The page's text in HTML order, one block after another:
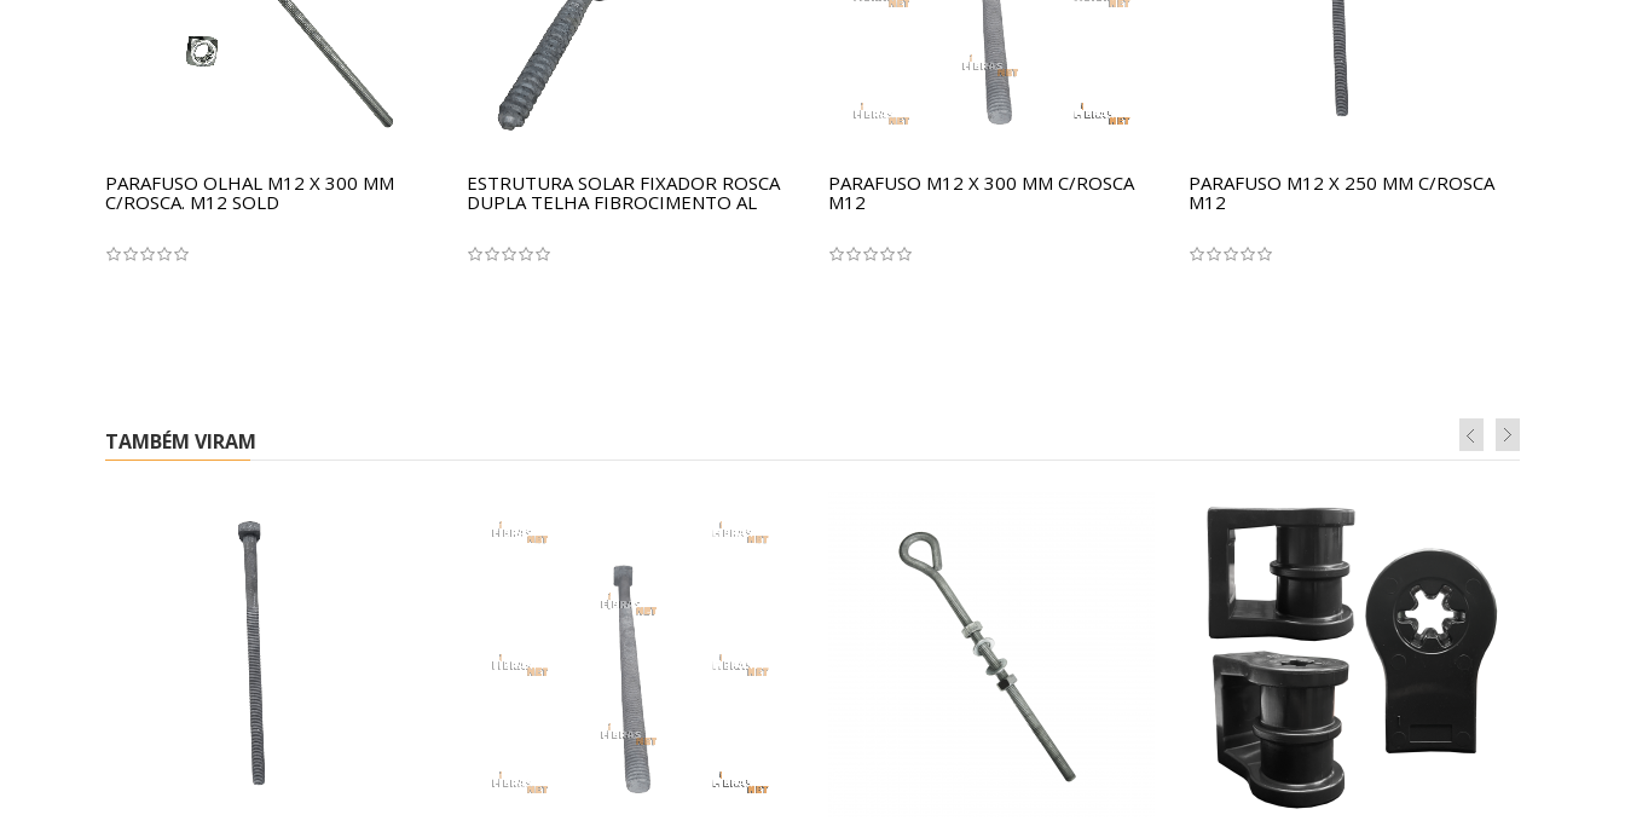
PARAFUSO OLHAL M12 X 300 MM
C/ROSCA. M12 SOLD
ESTRUTURA SOLAR FIXADOR ROSCA
DUPLA TELHA FIBROCIMENTO AL
PARAFUSO M12 X 300 MM C/ROSCA
M12
PARAFUSO M12 X 250 MM C/ROSCA
M12
TAMBÉM VIRAM